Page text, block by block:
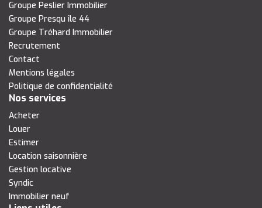
Groupe Peslier Immobilier
Groupe Presqu île 44
Groupe Tréhard Immobilier
Recrutement
Contact
Mentions légales
Politique de confidentialité
Nos services
Acheter
Louer
Estimer
Location saisonnière
Gestion locative
Syndic
Immobilier neuf